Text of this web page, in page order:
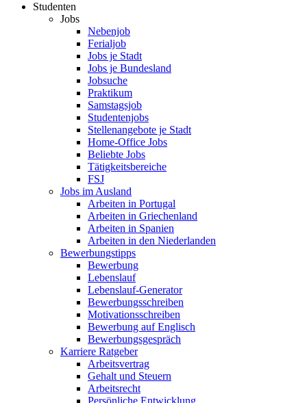
Studenten
Jobs
Nebenjob
Ferialjob
Jobs je Stadt
Jobs je Bundesland
Jobsuche
Praktikum
Samstagsjob
Studentenjobs
Stellenangebote je Stadt
Home-Office Jobs
Beliebte Jobs
Tätigkeitsbereiche
FSJ
Jobs im Ausland
Arbeiten in Portugal
Arbeiten in Griechenland
Arbeiten in Spanien
Arbeiten in den Niederlanden
Bewerbungstipps
Bewerbung
Lebenslauf
Lebenslauf-Generator
Bewerbungsschreiben
Motivationsschreiben
Bewerbung auf Englisch
Bewerbungsgespräch
Karriere Ratgeber
Arbeitsvertrag
Gehalt und Steuern
Arbeitsrecht
Persönliche Entwicklung